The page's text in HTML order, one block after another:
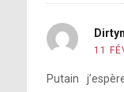
11
Putain